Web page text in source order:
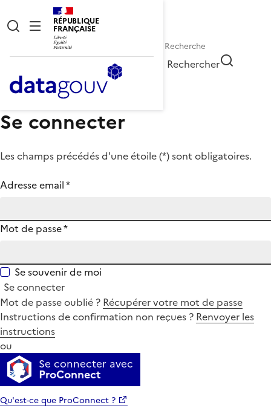
RÉPUBLIQUE
FRANÇAISE
Rechercher
Se connecter
Les champs précédés d'une étoile (*) sont obligatoires.
Adresse email*
Mot de passe*
Se souvenir de moi
Se connecter
Mot de passe oublié ? Récupérer votre mot de passe
Instructions de confirmation non reçues ? Renvoyer les
instructions
ou
Se connecter avec
ProConnect
Qu'est-ce que ProConnect ?